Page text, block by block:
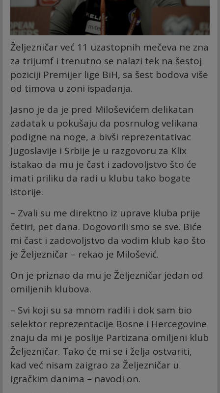
Željezničar već 11 uzastopnih mečeva ne zna
za trijumf i trenutno se nalazi tek na šestoj
poziciji Premijer lige BiH, sa šest bodova više
od timova u zoni ispadanja.
Jasno je da je pred Miloševićem delikatan
zadatak u pokušaju da posrnulog velikana
podigne na noge, a bivši reprezentativac
Jugoslavije i Srbije je u razgovoru za Klix
istakao da mu je čast i zadovoljstvo što će
imati priliku da radi u klubu tako bogate
istorije.
– Zvali su me direktno iz uprave kluba prije
četiri, pet dana. Dogovorili smo se sve. Biće
mi čast i zadovoljstvo da vodim klub kao što
je Željezničar – rekao je Milošević.
On je priznao da mu je Željezničar jedan od
omiljenih klubova.
– Svi koji su sa mnom radili i dok sam bio
selektor reprezentacije Bosne i Hercegovine
znaju da mi je poslije Partizana omiljeni klub
Željezničar. Tako će mi se i želja ostvariti,
kad već nisam zaigrao za Željezničar u
igračkim danima – navodi on.